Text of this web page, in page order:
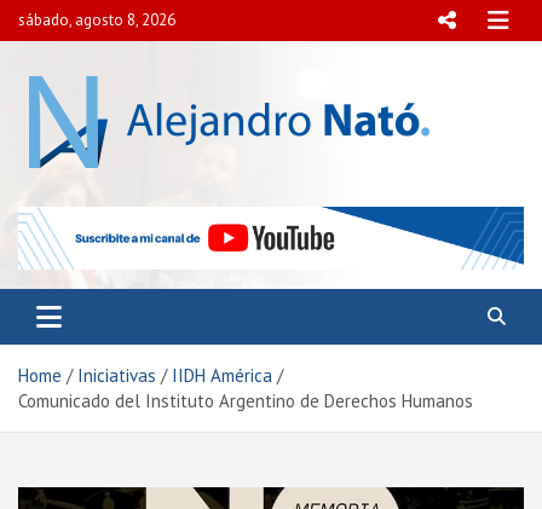
Skip
to
sábado, agosto 8, 2026
Alejandro Nató
la Democracia y la Paz Social.
Home Iniciativas
IIDH América
Comunicado del Instituto Argentino de Derechos Humanos